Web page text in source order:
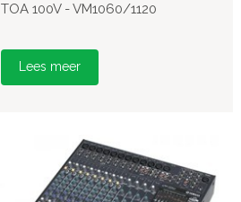
TOA 100V - VM1060/1120
Lees meer